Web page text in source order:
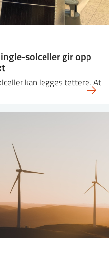
solceller gir opp
kan legges tettere. At